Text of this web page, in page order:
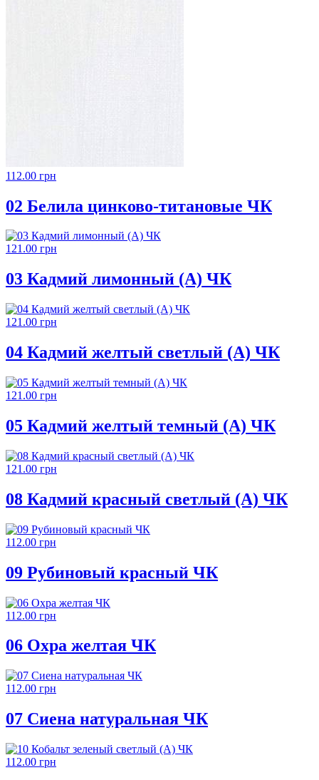
112.00 грн
02 Белила цинково-титановые ЧК
121.00 грн
03 Кадмий лимонный (А) ЧК
121.00 грн
04 Кадмий желтый светлый (А) ЧК
121.00 грн
05 Кадмий желтый темный (А) ЧК
121.00 грн
08 Кадмий красный светлый (А) ЧК
112.00 грн
09 Рубиновый красный ЧК
112.00 грн
06 Охра желтая ЧК
112.00 грн
07 Сиена натуральная ЧК
112.00 грн